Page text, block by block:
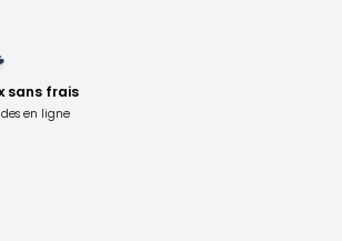
sans frais
en ligne